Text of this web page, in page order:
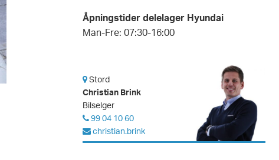
Åpningstider delelager Hyundai
Man-Fre: 07:30-16:00
Stord
Christian Brink
Bilselger
99 04 10 60
christian.brink